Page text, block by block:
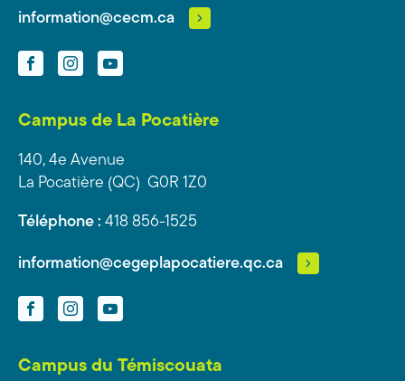
information@cecm.ca
FacebookInstagramYouTube
Campus de La Pocatière
140, 4e Avenue
La Pocatière (QC) G0R 1Z0
Téléphone : 418 856-1525
information@cegeplapocatiere.qc.ca
FacebookInstagramYouTube
Campus du Témiscouata